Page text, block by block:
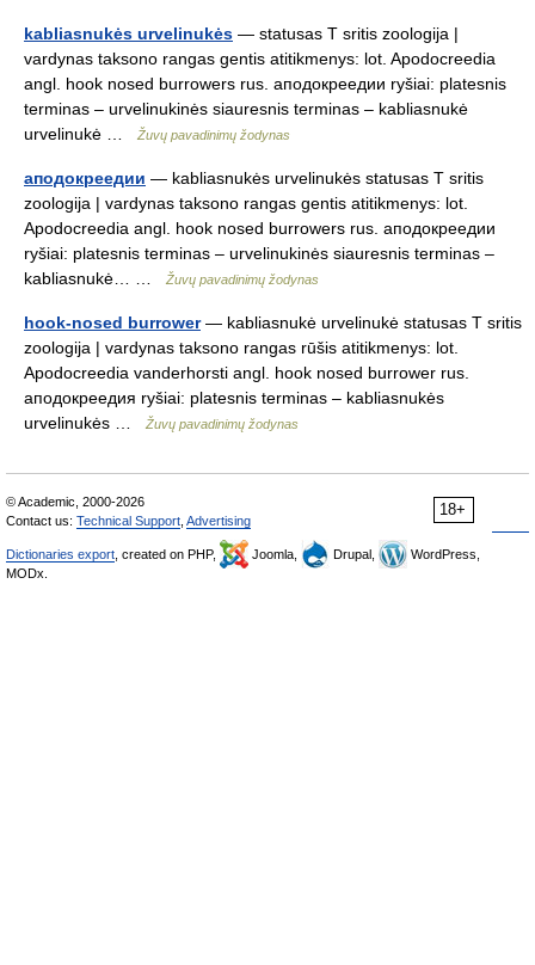
kabliasnukės urvelinukės — statusas T sritis zoologija |
vardynas taksono rangas gentis atitikmenys: lot. Apodocreedia
angl. hook nosed burrowers rus. аподокреедии ryšiai: platesnis
terminas – urvelinukinės siauresnis terminas – kabliasnukė
urvelinukė …
Žuvų pavadinimų žodynas
аподокреедии — kabliasnukės urvelinukės statusas T sritis
zoologija | vardynas taksono rangas gentis atitikmenys: lot.
Apodocreedia angl. hook nosed burrowers rus. аподокреедии
ryšiai: platesnis terminas – urvelinukinės siauresnis terminas –
kabliasnukė… …
Žuvų pavadinimų žodynas
hook-nosed burrower— kabliasnukė urvelinukė statusas T sritis
zoologija | vardynas taksono rangas rūšis atitikmenys: lot.
Apodocreedia vanderhorsti angl. hook nosed burrower rus.
аподокреедия ryšiai: platesnis terminas – kabliasnukės
urvelinukės …
Žuvų pavadinimų žodynas
18+
© Academic, 2000-2026
Contact us: Technical Support Advertising
Dictionaries export , created on PHP, Joomla, Drupal,
WordPress,
MODx.